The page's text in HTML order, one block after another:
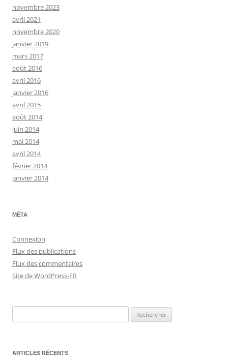
novembre 2023
avril 2021
novembre 2020
janvier 2019
mars 2017
août 2016
avril 2016
janvier 2016
avril 2015
août 2014
juin 2014
mai 2014
avril 2014
février 2014
janvier 2014
MÉTA
Connexion
Flux des publications
Flux des commentaires
Site de WordPress-FR
ARTICLES RÉCENTS